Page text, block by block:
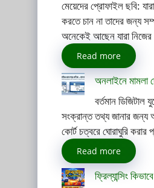
মেয়েদের প্রোফাইল ছবি:
করতে চান না তাদের জন্য
অনেকেই আছেন যারা
Read more
অনলাইনে মামলা
বর্তমান ডিজিটাল
সংক্রান্ত তথ্য জানার জন্য
কোর্ট চত্বরে ঘোরাঘুরি
Read more
ফ্রিল্যান্সিং